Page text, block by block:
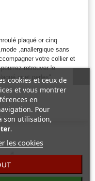
plaqué or cinq
,anallergique sans
votre collier et
retrouver le
or et perles"
cookies et ceux de
et vous montrer
en
Pour
son utilisation,
.
les cookies